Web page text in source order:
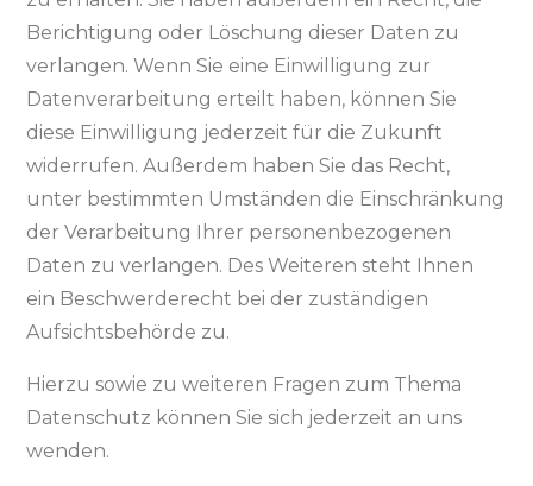
Berichtigung oder Löschung dieser Daten zu
verlangen. Wenn Sie eine Einwilligung zur
Datenverarbeitung erteilt haben, können Sie
diese Einwilligung jederzeit für die Zukunft
widerrufen. Außerdem haben Sie das Recht,
unter bestimmten Umständen die Einschränkung
der Verarbeitung Ihrer personenbezogenen
Daten zu verlangen. Des Weiteren steht Ihnen
ein Beschwerderecht bei der zuständigen
Aufsichtsbehörde zu.
Hierzu sowie zu weiteren Fragen zum Thema
Datenschutz können Sie sich jederzeit an uns
wenden.